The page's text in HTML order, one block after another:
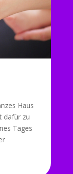
Haus
dafür zu
Tages